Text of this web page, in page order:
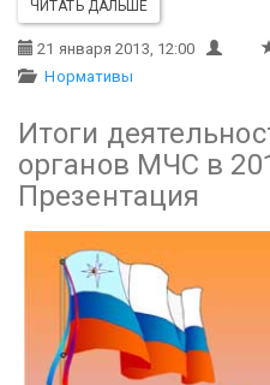
ЧИТАТЬ ДАЛЬШЕ
21 января 2013, 12:00
Нормативы
Итоги
органов МЧС в
Презентация